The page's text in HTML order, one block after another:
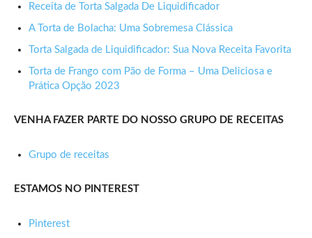
Receita de Torta Salgada De Liquidificador
A Torta de Bolacha: Uma Sobremesa Clássica
Torta Salgada de Liquidificador: Sua Nova Receita Favorita
Torta de Frango com Pão de Forma – Uma Deliciosa e
Prática Opção 2023
VENHA FAZER PARTE DO NOSSO GRUPO DE RECEITAS
Grupo de receitas
ESTAMOS NO PINTEREST
Pinterest